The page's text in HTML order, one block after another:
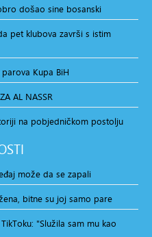
došao sine bosanski
pet klubova završi s istim
Kupa BiH
AL NASSR
na pobjedničkom postolju
može da se zapali
bitne su joj samo pare
"Služila sam mu kao